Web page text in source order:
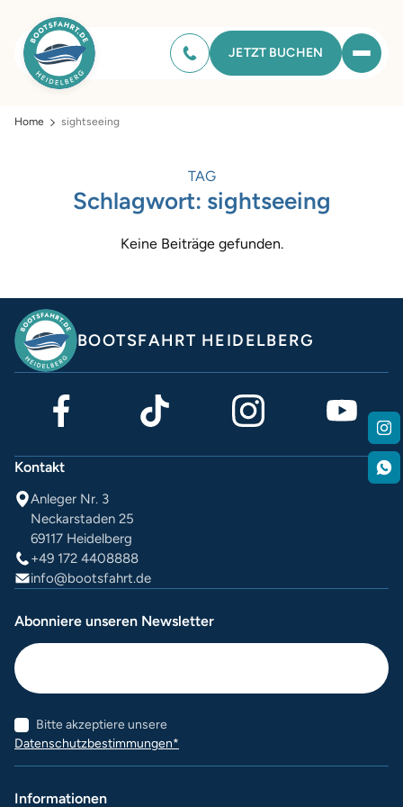
JETZT BUCHEN
Home sightseeing
TAG
Schlagwort: sightseeing
Keine Beiträge gefunden.
BOOTSFAHRT HEIDELBERG
Kontakt
Anleger Nr. 3
Neckarstaden 25
69117 Heidelberg
+49 172 4408888
info@bootsfahrt.de
Abonniere unseren Newsletter
Bitte akzeptiere unsere
Datenschutzbestimmungen*
Informationen